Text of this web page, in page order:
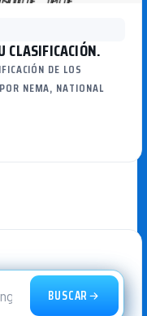
CLASIFICACIÓN.
DE LOS
NEMA, NATIONAL
BUSCAR